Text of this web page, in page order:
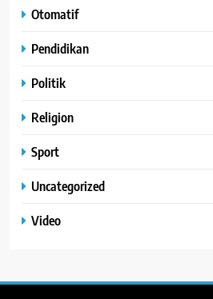
Otomatif
Pendidikan
Politik
Religion
Sport
Uncategorized
Video